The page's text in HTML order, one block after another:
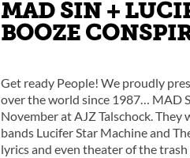
MAD SIN +
BOOZE
Get ready People! We proudly
over the world since 1987… MAD
November at AJZ Talschock.
bands Lucifer Star Machine and
lyrics and even theater of the